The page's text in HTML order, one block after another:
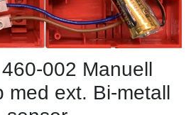
002 Manuell
med ext. Bi-metall